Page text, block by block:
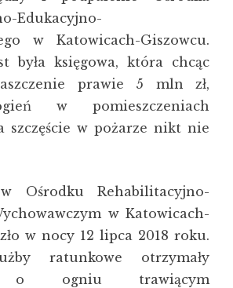
Edukacyjno-
w Katowicach-Giszowcu.
była księgowa, która chcąc
prawie 5 mln zł,
w pomieszczeniach
szczęście w pożarze nikt nie
Ośrodku Rehabilitacyjno-
w Katowicach-
w nocy 12 lipca 2018 roku.
ratunkowe otrzymały
o ogniu trawiącym